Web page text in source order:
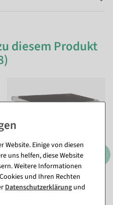
diesem Produkt
Schwarze
Regalbodenaufstecker für
Website. Einige von diesen
uns helfen, diese Website
Weitere Informationen
und Ihren Rechten
Daten­schutz­erklärung und